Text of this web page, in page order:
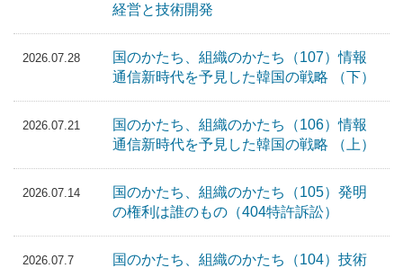
経営と技術開発
2026.07.28
国のかたち、組織のかたち（107）情報
通信新時代を予見した韓国の戦略 （下）
2026.07.21
国のかたち、組織のかたち（106）情報
通信新時代を予見した韓国の戦略 （上）
2026.07.14
国のかたち、組織のかたち（105）発明
の権利は誰のもの（404特許訴訟）
2026.07.7
国のかたち、組織のかたち（104）技術